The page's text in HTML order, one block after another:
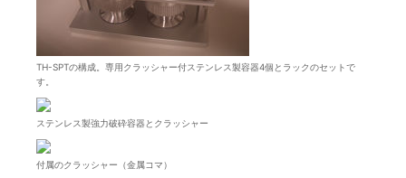
TH-SPTの構成。専用クラッシャー付ステンレス製容器4個とラックのセットで
す。
ステンレス製強力破砕容器とクラッシャー
付属のクラッシャー（金属コマ）